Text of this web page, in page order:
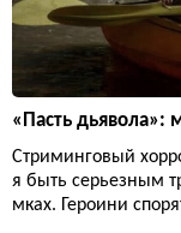
«Пасть дьявола»:
Стриминговый
я быть серьезным
мках. Героини